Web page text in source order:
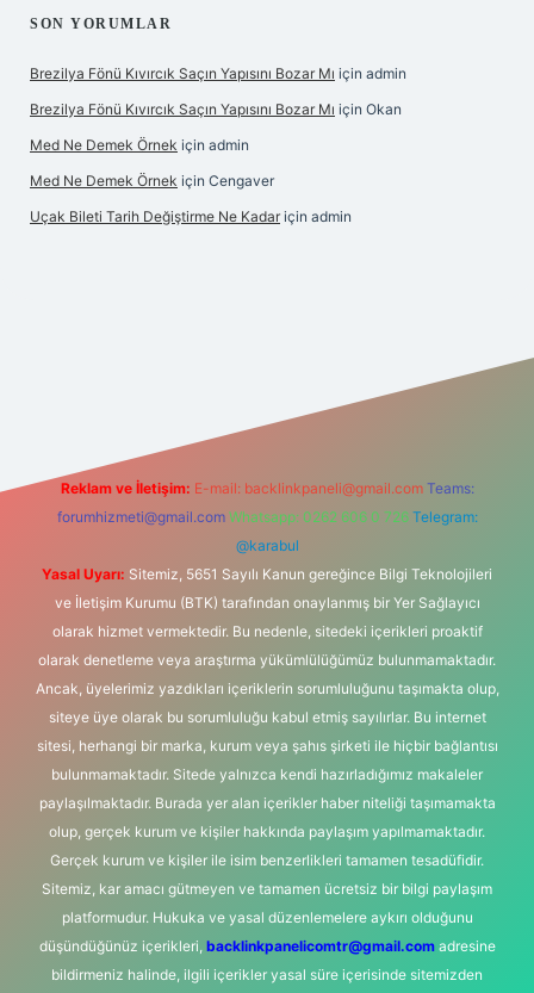
SON YORUMLAR
Brezilya Fönü Kıvırcık Saçın Yapısını Bozar Mı için admin
Brezilya Fönü Kıvırcık Saçın Yapısını Bozar Mı için Okan
Med Ne Demek Örnek için admin
Med Ne Demek Örnek için Cengaver
Uçak Bileti Tarih Değiştirme Ne Kadar için admin
Reklam ve İletişim: E-mail: backlinkpaneli@gmail.com Teams:
forumhizmeti@gmail.com Whatsapp: 0262 606 0 726 Telegram:
@karabul
Yasal Uyarı: Sitemiz, 5651 Sayılı Kanun gereğince Bilgi Teknolojileri
ve İletişim Kurumu (BTK) tarafından onaylanmış bir Yer Sağlayıcı
olarak hizmet vermektedir. Bu nedenle, sitedeki içerikleri proaktif
olarak denetleme veya araştırma yükümlülüğümüz bulunmamaktadır.
Ancak, üyelerimiz yazdıkları içeriklerin sorumluluğunu taşımakta olup,
siteye üye olarak bu sorumluluğu kabul etmiş sayılırlar. Bu internet
sitesi, herhangi bir marka, kurum veya şahıs şirketi ile hiçbir bağlantısı
bulunmamaktadır. Sitede yalnızca kendi hazırladığımız makaleler
paylaşılmaktadır. Burada yer alan içerikler haber niteliği taşımamakta
olup, gerçek kurum ve kişiler hakkında paylaşım yapılmamaktadır.
Gerçek kurum ve kişiler ile isim benzerlikleri tamamen tesadüfidir.
Sitemiz, kar amacı gütmeyen ve tamamen ücretsiz bir bilgi paylaşım
platformudur. Hukuka ve yasal düzenlemelere aykırı olduğunu
düşündüğünüz içerikleri, backlinkpanelicomtr@gmail.comadresine
bildirmeniz halinde, ilgili içerikler yasal süre içerisinde sitemizden